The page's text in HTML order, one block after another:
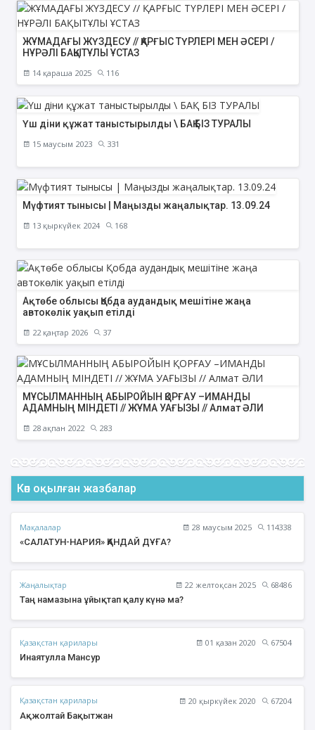
ЖҰМАДАҒЫ ЖҮЗДЕСУ // ҚАРҒЫС ТҮРЛЕРІ МЕН ӘСЕРІ /
НҰРӘЛІ БАҚЫТҰЛЫ ҰСТАЗ
14 қараша 2025 116
Үш діни құжат таныстырылды \ БАҚ БІЗ ТУРАЛЫ
15 маусым 2023 331
Мүфтият тынысы | Маңызды жаңалықтар. 13.09.24
13 қыркүйек 2024 168
Ақтөбе облысы Қобда аудандық мешітіне жаңа
автокөлік уақып етілді
22 қаңтар 2026 37
МҰСЫЛМАННЫҢ АБЫРОЙЫН ҚОРҒАУ –ИМАНДЫ
АДАМНЫҢ МІНДЕТІ // ЖҰМА УАҒЫЗЫ // Алмат ӘЛИ
28 ақпан 2022 283
Көп оқылған жазбалар
Мақалалар 28 маусым 2025
114338
«САЛАТУН-НАРИЯ» ҚАНДАЙ ДҰҒА?
Жаңалықтар 22 желтоқсан 2025
68486
Таң намазына ұйықтап қалу күнә ма?
Қазақстан қарилары 01 қазан 2020
67504
Инаятулла Мансур
Қазақстан қарилары 20 қыркүйек 2020
67204
Ақжолтай Бақытжан